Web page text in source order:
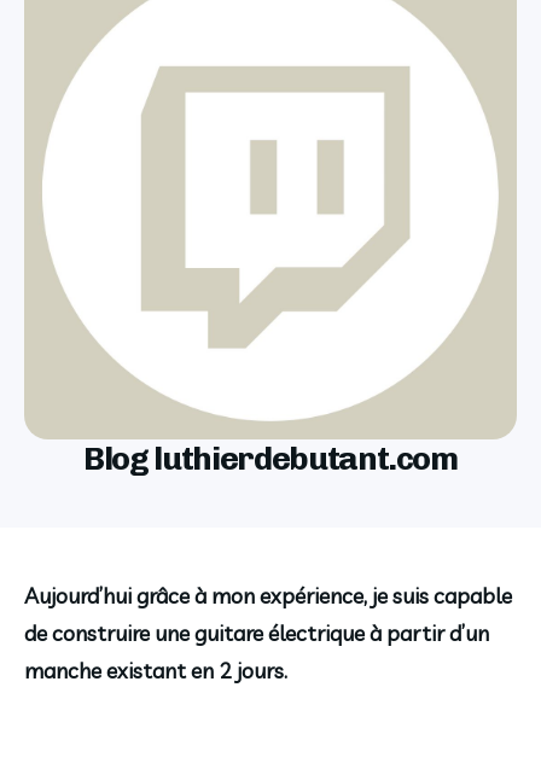
Blog luthierdebutant.com
Aujourd’hui grâce à mon expérience, je suis capable
de construire une guitare électrique à partir d’un
manche existant en 2 jours.